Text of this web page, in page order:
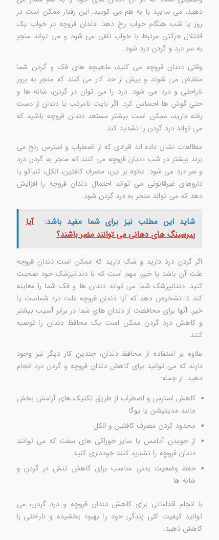
دهید، می سایید یا به هم می کوبید. این رفتار ممکن است در
روز یا شب هنگام خواب رخ دهد. دندان قروچه در خواب یک
اختلال حرکتی مرتبط با خواب تلقی می شود و می تواند منجر
به سر درد و گردن درد شود.
وقتی دندان قروچه می کنید، ماهیچه های فک و گردن شما
منقبض می شوند و بیش از حد کار می کنند که منجر به بروز
ناراحتی و درد می شود. درد را می توان در گردن، شانه ها و
حتی گوش ها احساس کرد. اگر بایت نامرتب یا دندان از دست
رفته دارید، ممکن است بیشتر مستعد دندان قروچه باشید که
می تواند درد گردن را تشدید کند.
مطالعات نشان داده اند افرادی که از اضطراب و استرس رنج می
برند بیشتر در شب دندان قروچه می کنند که منجر به گردن درد
و سر درد می شود. علاوه بر این، مصرف کافئین، الکل، تنباکو یا
داروهای غیرقانونی می تواند احتمال دندان قروچه را افزایش
دهد که می تواند منجر به درد گردن شود.
شاید این مطلب نیز برای شما مفید باشد:
آیا
پیرسینگ های دهانی می توانند مضر باشند؟
اگر گردن درد دارید و شک دارید که ممکن است دندان قروچه
علت آن باشد یا خیر، مهم است که با دندانپزشک خود صحبت
کنید. دندانپزشک شما می تواند دندان ها و فک شما را معاینه
کند تا تشخیص دهد که آیا دندان قروچه علت درد شماست یا
خیر. آنها برای محافظت از دندان های شما در برابر آسیب بیشتر
و کاهش درد گردن ممکن است یک محافظ دندان را توصیه
کنند.
علاوه بر استفاده از محافظ دندان، چندین کار دیگر نیز وجود
دارند که می توانید برای کاهش دندان قروچه و گردن درد انجام
دهید. از جمله:
کاهش استرس و اضطراب از طریق تکنیک های آرامش بخش
مانند مدیتیشن یا یوگا
محدود کردن مصرف کافئین و الکل
از جویدن آدامس یا سایر خوراکی های سفت که می توانند
دندان قروچه را تشدید کنند خودداری کنید.
حفظ وضعیت بدنی مناسب برای کاهش تنش در گردن و
شانه ها
با انجام اقداماتی برای کاهش دندان قروچه و درد گردن، می
توانید کیفیت کلی زندگی خود را بهبود بخشیده و ناراحتی را
کاهش دهید.